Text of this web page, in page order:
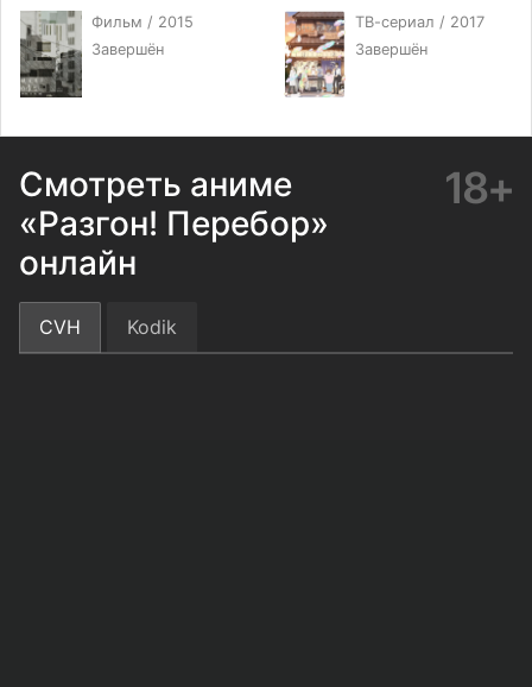
Фильм / 2015
Завершён
ТВ-сериал / 2017
Завершён
Смотреть аниме
«Разгон! Перебор»
онлайн
18+
CVH Kodik